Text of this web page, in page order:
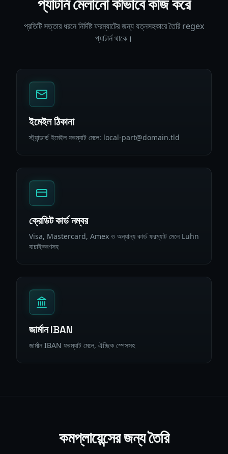
প্যাটার্ন মেলানো কীভাবে কাজ করে
প্রতিটি সত্তার ধরনে নির্দিষ্ট ফরম্যাটের জন্য যত্নসহকারে তৈরি regex
প্যাটার্ন থাকে।
ইমেইল ঠিকানা
স্ট্যান্ডার্ড ইমেইল ফরম্যাট মেলে: local-part@domain.tld
ক্রেডিট কার্ড নম্বর
Visa, Mastercard, Amex ও অন্যান্য কার্ড ফরম্যাট মেলে Luhn
যাচাইকরণসহ
জার্মান IBAN
জার্মান IBAN ফরম্যাট মেলে, ঐচ্ছিক স্পেসসহ
কমপ্লায়েন্সের জন্য তৈরি